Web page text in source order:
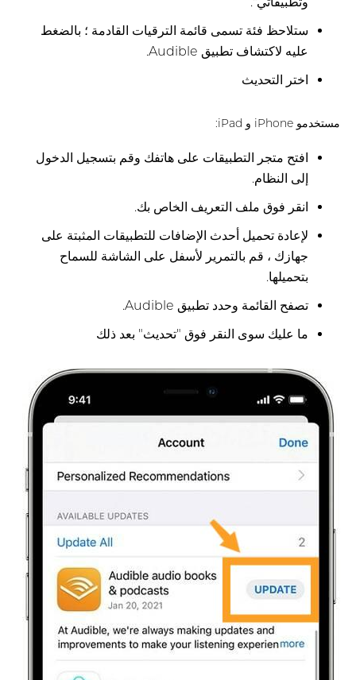
ستلاحظ فئة تسمى قائمة الترقيات القادمة ؛ بالضغط
عليه لاكتشاف تطبيق Audible.
اختر التحديث
مستخدمو iPhone و iPad:
افتح متجر التطبيقات على هاتفك وقم بتسجيل الدخول
إلى النظام.
انقر فوق ملف التعريف الخاص بك.
لإعادة تحميل أحدث الإضافات للتطبيقات المثبتة على
جهازك ، قم بالتمرير لأسفل على الشاشة للسماح
بتحميلها.
تصفح القائمة وحدد تطبيق Audible.
ما عليك سوى النقر فوق "تحديث" بعد ذلك